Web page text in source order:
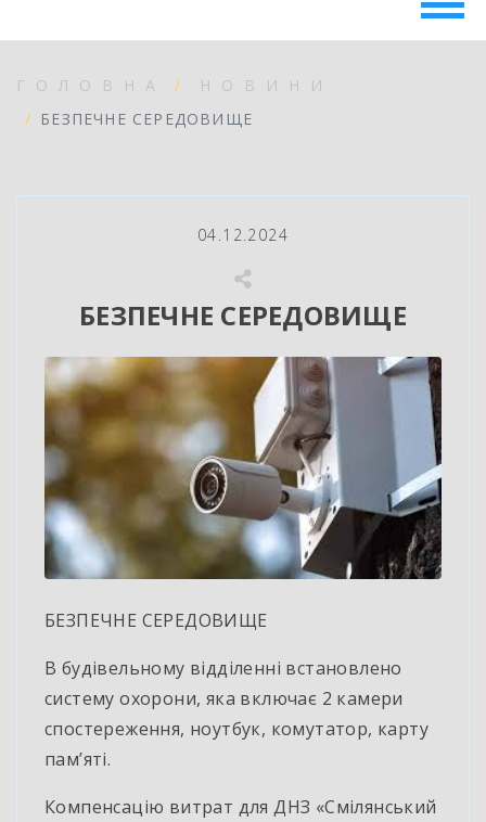
ГОЛОВНА
НОВИНИ
БЕЗПЕЧНЕ СЕРЕДОВИЩЕ
04.12.2024
БЕЗПЕЧНЕ СЕРЕДОВИЩЕ
БЕЗПЕЧНЕ СЕРЕДОВИЩЕ
В будівельному відділенні встановлено
систему охорони, яка включає 2 камери
спостереження, ноутбук, комутатор, карту
пам’яті.
Компенсацію витрат для ДНЗ «Смілянський